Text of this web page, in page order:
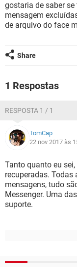
INSTAGRAM
GUIA DE COMPRAS
OUTLOOK
INSTAGRAM
GUIA DE COMPRAS
gostaria de saber
mensagem
de arquivo do face
Share
1 Respostas
RESPOSTA 1 / 1
TomCap
22 nov 2017 às
Tanto quanto eu
recuperadas.
mensagens, tudo
Messenger. Uma
suporte.